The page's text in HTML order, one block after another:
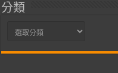
分類
分